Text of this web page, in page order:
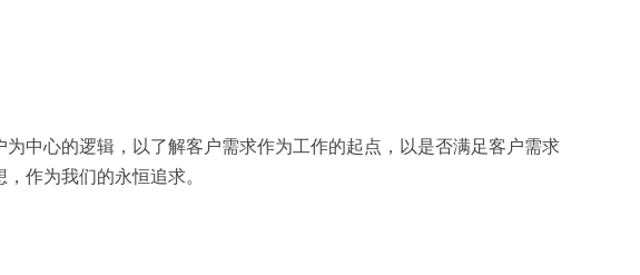
中心的逻辑，以了解客户需求作为工作的起点，以是否满足客户需求
作为我们的永恒追求。